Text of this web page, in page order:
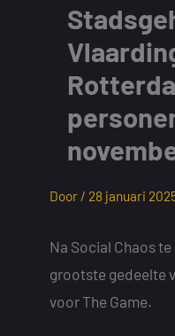
Door / 28 januari
Na Social Chaos
grootste gedeelte
voor The Game.